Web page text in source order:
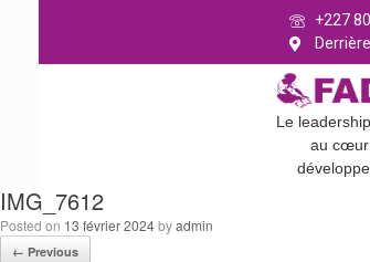
+227
Le
au cœur
IMG_7612
Posted on 13 février 2024byadmin
← Previous